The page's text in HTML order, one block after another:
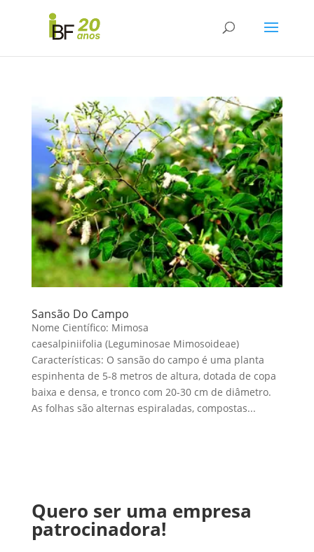
Sansão Do Campo
Nome Científico: Mimosa
caesalpiniifolia (Leguminosae Mimosoideae)
Características: O sansão do campo é uma planta
espinhenta de 5-8 metros de altura, dotada de copa
baixa e densa, e tronco com 20-30 cm de diâmetro.
As folhas são alternas espiraladas, compostas...
Quero ser uma empresa
patrocinadora!